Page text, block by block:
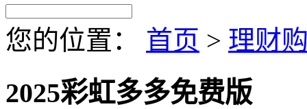
您的位置： 首页 > 理财
2025彩虹多多免费版